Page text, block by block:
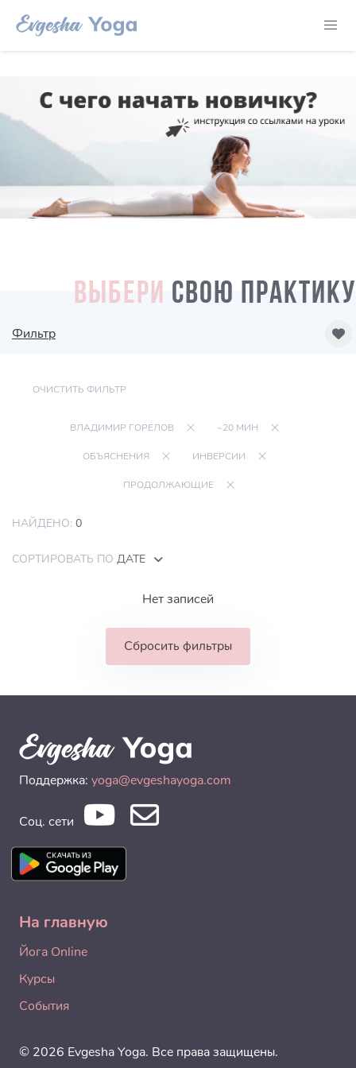
ВЫБЕРИ СВОЮ ПРАКТИКУ
Фильтр
ОЧИСТИТЬ ФИЛЬТР
ВЛАДИМИР ГОРЕЛОВ ~20 МИН
ОБЪЯСНЕНИЯ ИНВЕРСИИ
ПРОДОЛЖАЮЩИЕ
НАЙДЕНО: 0
СОРТИРОВАТЬ ПО ДАТЕ
Нет записей
Сбросить фильтры
Поддержка: yoga@evgeshayoga.com
Соц. сети
На главную
Йога Online
Курсы
События
© 2026 Evgesha Yoga. Все права защищены.